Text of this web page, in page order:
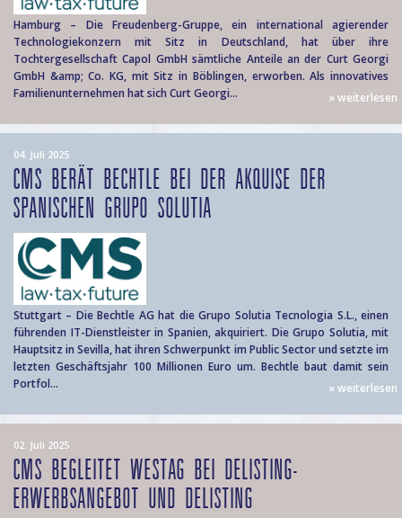
Hamburg – Die Freudenberg-Gruppe, ein international agierender
Technologiekonzern mit Sitz in Deutschland, hat über ihre
Tochtergesellschaft Capol GmbH sämtliche Anteile an der Curt Georgi
GmbH &amp; Co. KG, mit Sitz in Böblingen, erworben. Als innovatives
Familienunternehmen hat sich Curt Georgi...
» weiterlesen
04. Juli 2025
CMS BERÄT BECHTLE BEI DER AKQUISE DER
SPANISCHEN GRUPO SOLUTIA
Stuttgart – Die Bechtle AG hat die Grupo Solutia Tecnologia S.L., einen
führenden IT-Dienstleister in Spanien, akquiriert. Die Grupo Solutia, mit
Hauptsitz in Sevilla, hat ihren Schwerpunkt im Public Sector und setzte im
letzten Geschäftsjahr 100 Millionen Euro um. Bechtle baut damit sein
Portfol...
» weiterlesen
02. Juli 2025
CMS BEGLEITET WESTAG BEI DELISTING-
ERWERBSANGEBOT UND DELISTING